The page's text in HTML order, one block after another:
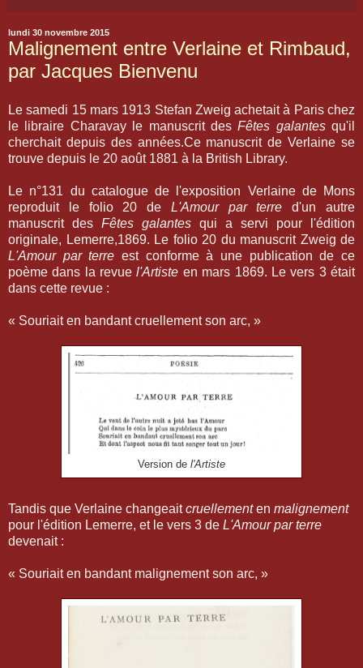
lundi 30 novembre 2015
Malignement entre Verlaine et Rimbaud,
par Jacques Bienvenu
Le samedi 15 mars 1913 Stefan Zweig achetait à Paris chez
le libraire Charavay le manuscrit desFêtes galantesqu'il
cherchait depuis des années.Ce manuscrit de Verlaine se
trouve depuis le 20 août 1881 à la British Library.
Le n°131 du catalogue de l'exposition Verlaine de Mons
reproduit le folio 20 de L'Amour par terre d'un autre
manuscrit des Fêtes galantes qui a servi pour l'édition
originale, Lemerre,1869. Le folio 20 du manuscrit Zweig de
L'Amour par terre est conforme à une publication de ce
poème dans la revuel'Artiste en mars 1869. Le vers 3 était
dans cette revue :
« Souriait en bandant cruellement son arc, »
Version de l'Artiste
Tandis que Verlaine changeaitcruellementen malignement
pour l'édition Lemerre, et le vers 3 de L'Amour par terre
devenait :
« Souriait en bandant malignement son arc, »